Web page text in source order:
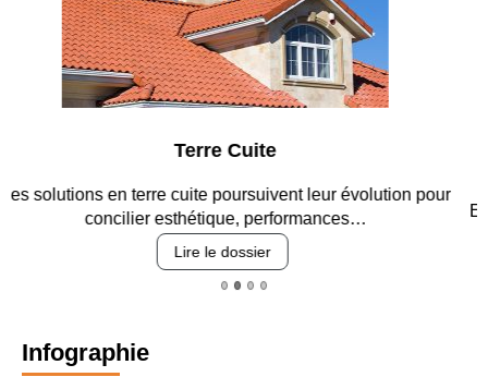
Entre circulation, sécurisation des accès, durabilité des
revêtements et intégration…
Lire le dossier
Infographie